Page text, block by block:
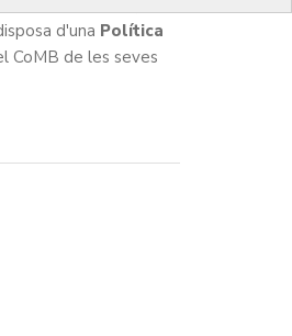
d'una Política
CoMB de les seves